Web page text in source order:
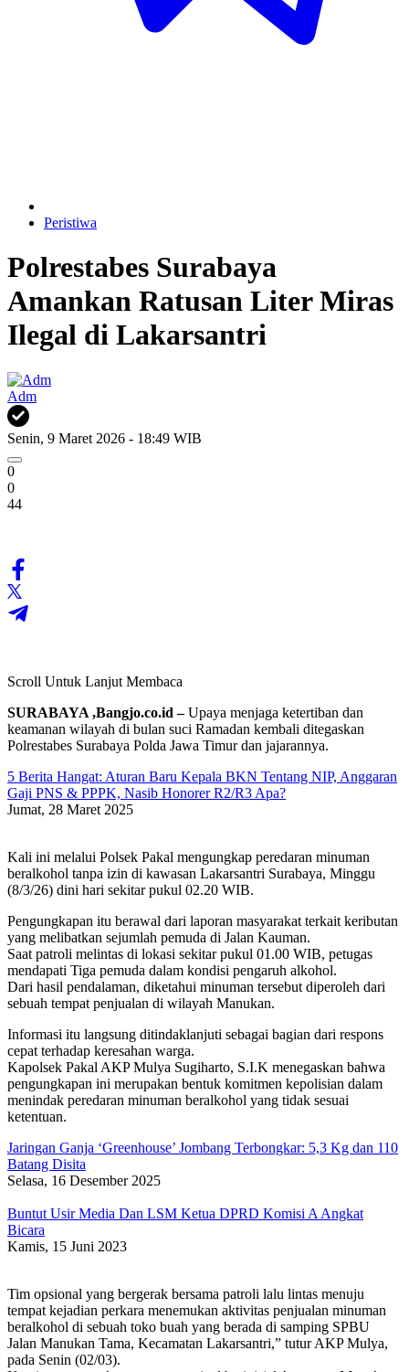
Peristiwa
Polrestabes Surabaya
Amankan Ratusan Liter Miras
Ilegal di Lakarsantri
Adm
Senin, 9 Maret 2026 - 18:49 WIB
0
0
44
Scroll Untuk Lanjut Membaca
SURABAYA ,Bangjo.co.id –Upaya menjaga ketertiban dan
keamanan wilayah di bulan suci Ramadan kembali ditegaskan
Polrestabes Surabaya Polda Jawa Timur dan jajarannya.
5 Berita Hangat: Aturan Baru Kepala BKN Tentang NIP, Anggaran
Gaji PNS & PPPK, Nasib Honorer R2/R3 Apa?
Jumat, 28 Maret 2025
Kali ini melalui Polsek Pakal mengungkap peredaran minuman
beralkohol tanpa izin di kawasan Lakarsantri Surabaya, Minggu
(8/3/26) dini hari sekitar pukul 02.20 WIB.
Pengungkapan itu berawal dari laporan masyarakat terkait keributan
yang melibatkan sejumlah pemuda di Jalan Kauman.
Saat patroli melintas di lokasi sekitar pukul 01.00 WIB, petugas
mendapati Tiga pemuda dalam kondisi pengaruh alkohol.
Dari hasil pendalaman, diketahui minuman tersebut diperoleh dari
sebuah tempat penjualan di wilayah Manukan.
Informasi itu langsung ditindaklanjuti sebagai bagian dari respons
cepat terhadap keresahan warga.
Kapolsek Pakal AKP Mulya Sugiharto, S.I.K menegaskan bahwa
pengungkapan ini merupakan bentuk komitmen kepolisian dalam
menindak peredaran minuman beralkohol yang tidak sesuai
ketentuan.
Jaringan Ganja ‘Greenhouse’ Jombang Terbongkar: 5,3 Kg dan 110
Batang Disita
Selasa, 16 Desember 2025
Buntut Usir Media Dan LSM Ketua DPRD Komisi A Angkat
Bicara
Kamis, 15 Juni 2023
Tim opsional yang bergerak bersama patroli lalu lintas menuju
tempat kejadian perkara menemukan aktivitas penjualan minuman
beralkohol di sebuah toko buah yang berada di samping SPBU
Jalan Manukan Tama, Kecamatan Lakarsantri,” tutur AKP Mulya,
pada Senin (02/03).